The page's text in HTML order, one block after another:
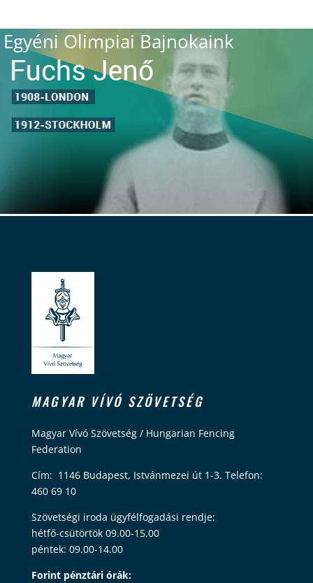
Egyéni Olimpiai Bajnokaink
MAGYAR VÍVÓ SZÖVETSÉG
Magyar Vívó Szövetség / Hungarian Fencing
Federation
Cím: 1146 Budapest, Istvánmezei út 1-3. Telefon:
460 69 10
Szövetségi iroda ügyfélfogadási rendje:
hétfő-csütörtök 09.00-15.00
péntek: 09.00-14.00
Forint pénztári órák: